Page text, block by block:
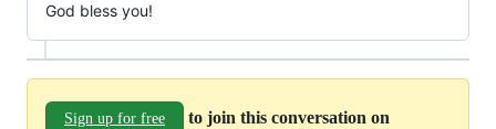
God bless you!
Sign up for free
to join this conversation on